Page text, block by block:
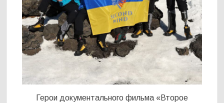
Герои документального фильма «Второе